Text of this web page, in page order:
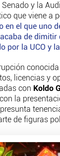
y la
que viene a
en el que uno
de dimitir
por la UCO y
conocida
licencias y
con Koldo
la
de figuras